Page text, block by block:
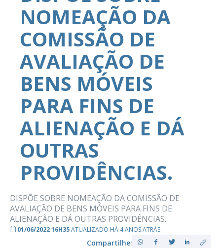
NOMEAÇÃO DA
COMISSÃO DE
AVALIAÇÃO DE
BENS MÓVEIS
PARA FINS DE
ALIENAÇÃO E DÁ
OUTRAS
PROVIDÊNCIAS.
DISPÕE SOBRE NOMEAÇÃO DA COMISSÃO DE
AVALIAÇÃO DE BENS MÓVEIS PARA FINS DE
ALIENAÇÃO E DÁ OUTRAS PROVIDÊNCIAS.
01/06/2022 16H35ATUALIZADO HÁ 4 ANOS ATRÁS
Compartilhe: